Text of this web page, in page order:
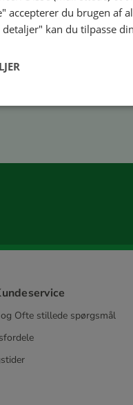
Ofte stillede spørgsmål
accepterer du brugen af
detaljer" kan du tilpasse